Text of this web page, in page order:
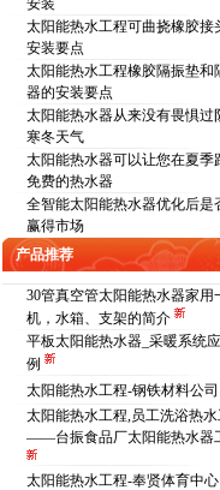
安装
太阳能热水工程可曲挠橡胶接
安装要点
太阳能热水工程橡胶隔振垫和
器的安装要点
太阳能热水器从来没有畏惧过
寒冬天气
太阳能热水器可以让您在夏季
免费的热水器
全智能太阳能热水器优化后是
赢得市场
产品推荐
30管真空管太阳能热水器家用
机，水箱、支架的简介
平板太阳能热水器_采暖系统
例
太阳能热水工程-钢铁材料公司
太阳能热水工程,员工洗浴热水
——台振食品厂太阳能热水器
太阳能热水工程-奉贤体育中心